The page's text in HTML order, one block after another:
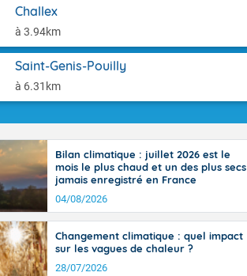
Challex
à 3.94km
Saint-Genis-Pouilly
à 6.31km
pays en
sur la
la chaine
par
nuageuse
Midi-
degrés
avec 34 à
et 39 à 40
Bilan climatique : juillet 2026 est le
mois le plus chaud et un des plus secs
jamais enregistré en France
04/08/2026
Changement climatique : quel impact
sur les vagues de chaleur ?
28/07/2026